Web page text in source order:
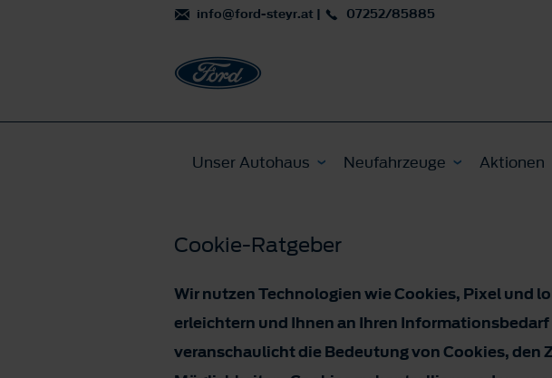
info@ford-steyr.at | 07252/85885
Unser Autohaus Neufahrzeuge Aktionen
Cookie-Ratgeber
Wir nutzen Technologien wie Cookies, Pixel und
erleichtern und Ihnen an Ihren
veranschaulicht die Bedeutung von Cookies, den